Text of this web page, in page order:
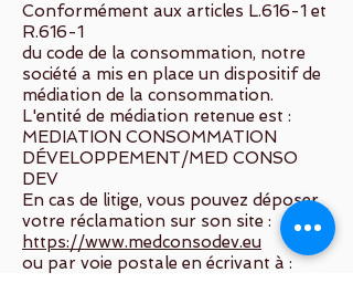
Conformément aux articles L.616-1 et
R.616-1
du code de la consommation, notre
société a mis en place un dispositif de
médiation de la consommation.
L'entité de médiation retenue est :
MEDIATION CONSOMMATION
DÉVELOPPEMENT/MED CONSO
DEV
En cas de litige, vous pouvez déposer
votre réclamation sur son site :
https://www.medconsodev.eu
ou par voie postale en écrivant à :